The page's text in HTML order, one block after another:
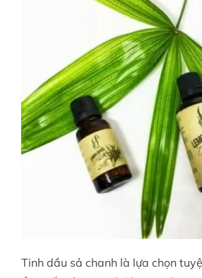
Tinh dầu sả chanh là lựa chọn